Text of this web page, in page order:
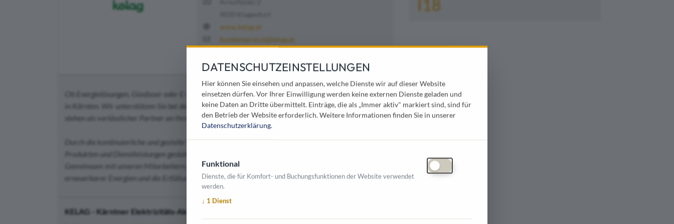
www.kelag.at
kundenservice@kelag.at
Ob Energielösungen, Glasfaser oder E-Mobilität – wir haben das richtige Angebot für Ihre Gemeinde
in Kärnten. Wir unterstützen Sie bei der Umsetzung nachhaltiger und innovativer Lösungen und
stehen als verlässlicher Partner an Ihrer Seite!
Durch die kontinuierliche und gezielte Weiterentwicklung von nachhaltigen, zukunftsweisenden
Produkten und Dienstleistungen gestalten wir die heimische Energielandschaft maßgeblich mit.
Gemeinsam mit unseren Mitarbeitern gehen wir innovative Wege, bei denen die effiziente Nutzung
erneuerbarer Energien und die Erfüllung von Kundenbedürfnissen an oberster Stelle stehen.
KELAG - Kärntner Elektrizitäts-Aktiengesellschaft
I18
DATENSCHUTZEINSTELLUNGEN
Hier können Sie einsehen und anpassen, welche Dienste wir auf dieser Website
einsetzen dürfen. Vor Ihrer Einwilligung werden keine externen Dienste geladen und
keine Daten an Dritte übermittelt. Einträge, die als „Immer aktiv" markiert sind, sind für
den Betrieb der Website erforderlich.Weitere Informationen finden Sie in unserer
Datenschutzerklärung.
Funktional
Dienste, die für Komfort- und Buchungsfunktionen der Website verwendet
werden.
↓ 1 Dienst